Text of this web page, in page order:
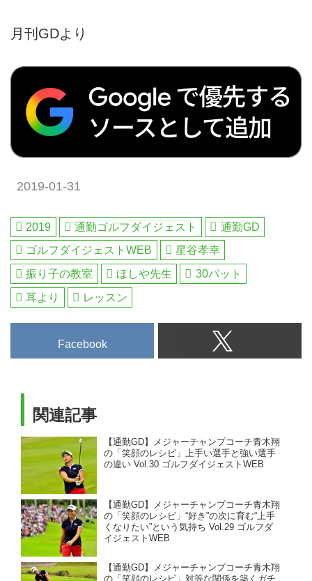
月刊GDより
2019-01-31
2019 通勤ゴルフダイジェスト
通勤GD
ゴルフダイジェストWEB
星谷孝幸
振り子の教室
ほしや先生
30パット
耳より
レッスン
Facebook
関連記事
【通勤GD】メジャーチャンプコーチ青木翔
の「笑顔のレシピ」上手い選手と強い選手
の違い Vol.30 ゴルフダイジェストWEB
【通勤GD】メジャーチャンプコーチ青木翔
の「笑顔のレシピ」“好き”の次に育む“上手
くなりたい”という気持ち Vol.29 ゴルフダ
イジェストWEB
【通勤GD】メジャーチャンプコーチ青木翔
の「笑顔のレシピ」対等な関係を築くガチ